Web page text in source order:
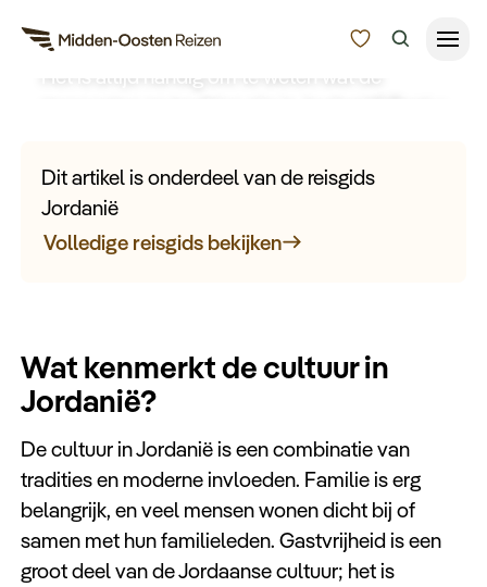
Meer
Cultuur van Jordanië
Het is altijd handig om te weten wat de
Lees dan verder en ontdek de cultuur voor
uwrondreis door Jordanië
Dit artikel is onderdeel van de reisgids
Jordanië
Volledige reisgids bekijken
Wat kenmerkt de cultuur in
Jordanië?
De cultuur in Jordanië is een combinatie van
tradities en moderne invloeden. Familie is erg
belangrijk, en veel mensen wonen dicht bij of
samen met hun familieleden. Gastvrijheid is een
groot deel van de Jordaanse cultuur; het is